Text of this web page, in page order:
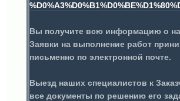
Вы получите всю информацию о
Заявки на выполнение работ
письменно по электронной почте.
Выезд наших специалистов к
все документы по решению его